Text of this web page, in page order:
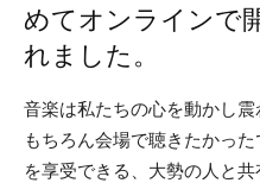
めてオンラインで
れました。
音楽は私たちの心を動かし震
もちろん会場で聴きたかっ
を享受できる、大勢の人と